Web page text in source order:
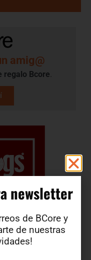
amig@
regalo​ Bcore.
newsletter​
de BCore y
de nuestras